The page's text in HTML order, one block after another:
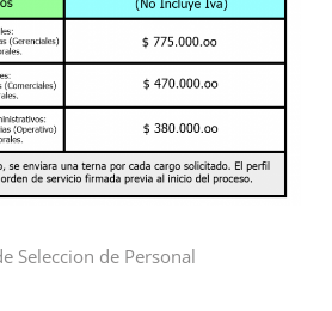
Seleccion de Personal